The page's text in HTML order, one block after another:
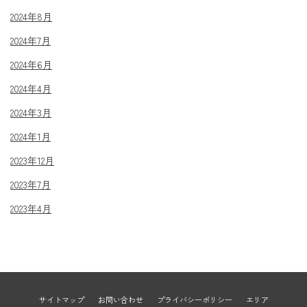
2024年8月
2024年7月
2024年6月
2024年4月
2024年3月
2024年1月
2023年12月
2023年7月
2023年4月
サイトマップ お問い合わせ プライバシーポリシー エリア